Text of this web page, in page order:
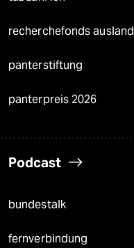
recherchefonds ausland
panterstiftung
panterpreis 2026
Podcast
bundestalk
fernverbindung